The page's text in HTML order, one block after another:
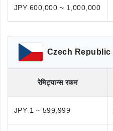
JPY 600,000 ~ 1,000,000
Czech Republic
रेमिट्यान्स रकम
JPY 1 ~ 599,999